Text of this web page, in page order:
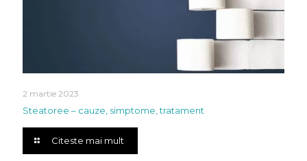
2 martie 2023
Steatoree – cauze, simptome, tratament
Citeste mai mult